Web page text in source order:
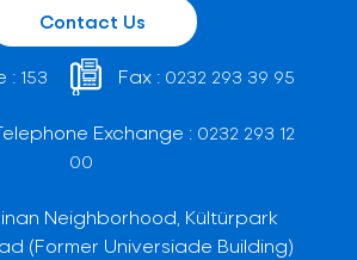
Contact Us
: 153 Fax : 0232 293 39 95
Exchange : 0232 293 12
00
Neighborhood, Kültürpark
(Former Universiade Building)